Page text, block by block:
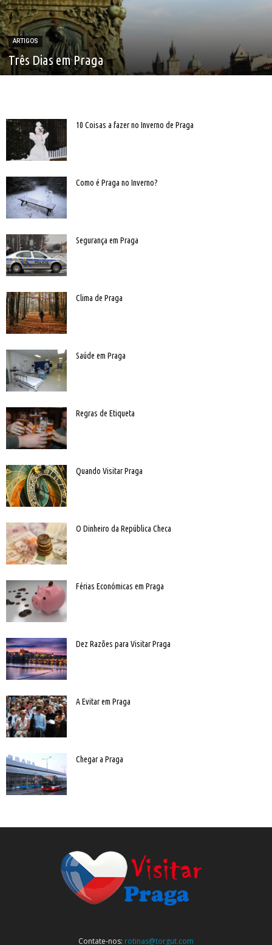
ARTIGOS
Três Dias em Praga
10 Coisas a fazer no Inverno de Praga
Como é Praga no Inverno?
Segurança em Praga
Clima de Praga
Saúde em Praga
Regras de Etiqueta
Quando Visitar Praga
O Dinheiro da República Checa
Férias Económicas em Praga
Dez Razões para Visitar Praga
A Evitar em Praga
Chegar a Praga
Contate-nos: rotinas@torgut.com